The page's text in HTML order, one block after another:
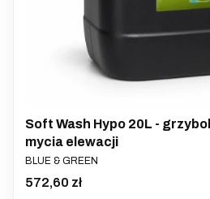
Soft Wash Hypo 20L -
mycia elewacji
PRODUCENT
BLUE & GREEN
Cena
572,60 zł